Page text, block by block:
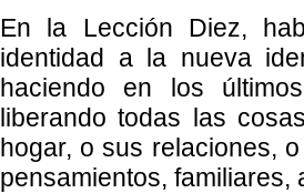
En la Lección Diez,
identidad a la nueva
haciendo en los
liberando todas las
hogar, o sus relaciones,
pensamientos, familiares,